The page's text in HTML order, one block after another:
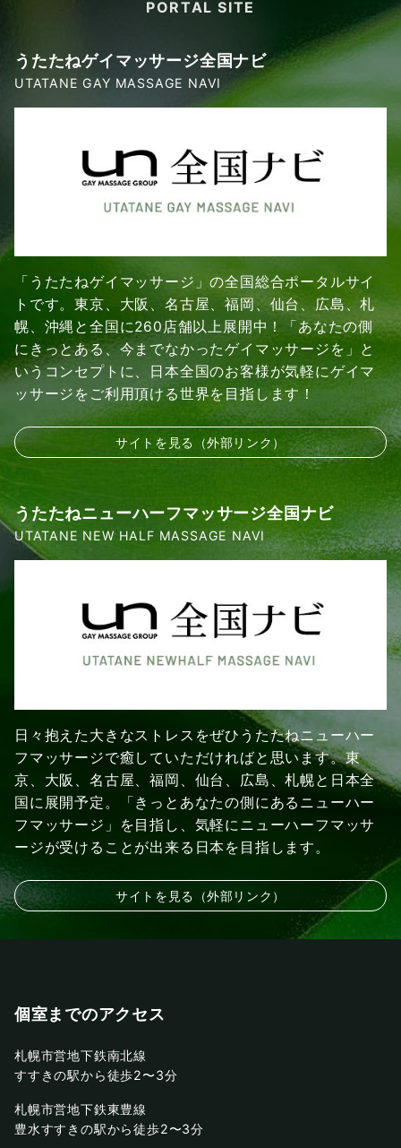
PORTAL SITE
うたたねゲイマッサージ全国ナビ
UTATANE GAY MASSAGE NAVI
「うたたねゲイマッサージ」の全国総合ポータルサイ
トです。東京、大阪、名古屋、福岡、仙台、広島、札
幌、沖縄と全国に260店舗以上展開中！「あなたの側
にきっとある、今までなかったゲイマッサージを」と
いうコンセプトに、日本全国のお客様が気軽にゲイマ
ッサージをご利用頂ける世界を目指します！
サイトを見る（外部リンク）
うたたねニューハーフマッサージ全国ナビ
UTATANE NEW HALF MASSAGE NAVI
日々抱えた大きなストレスをぜひうたたねニューハー
フマッサージで癒していただければと思います。東
京、大阪、名古屋、福岡、仙台、広島、札幌と日本全
国に展開予定。「きっとあなたの側にあるニューハー
フマッサージ」を目指し、気軽にニューハーフマッサ
ージが受けることが出来る日本を目指します。
サイトを見る（外部リンク）
個室までのアクセス
札幌市営地下鉄南北線
すすきの駅から徒歩2〜3分
札幌市営地下鉄東豊線
豊水すすきの駅から徒歩2〜3分